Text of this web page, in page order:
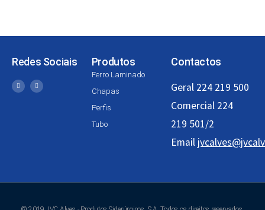
Redes Sociais Produtos
Ferro Laminado
Chapas
Perfis
Tubo
Contactos
Geral 224 219 500
Comercial 224
219 501/2
Email